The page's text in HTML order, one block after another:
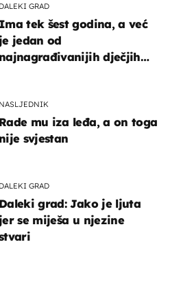
DALEKI GRAD
Ima tek šest godina, a već
je jedan od
najnagrađivanijih dječjih
NASLJEDNIK
Rade mu iza leđa, a on toga
nije svjestan
DALEKI GRAD
Daleki grad: Jako je ljuta
jer se miješa u njezine